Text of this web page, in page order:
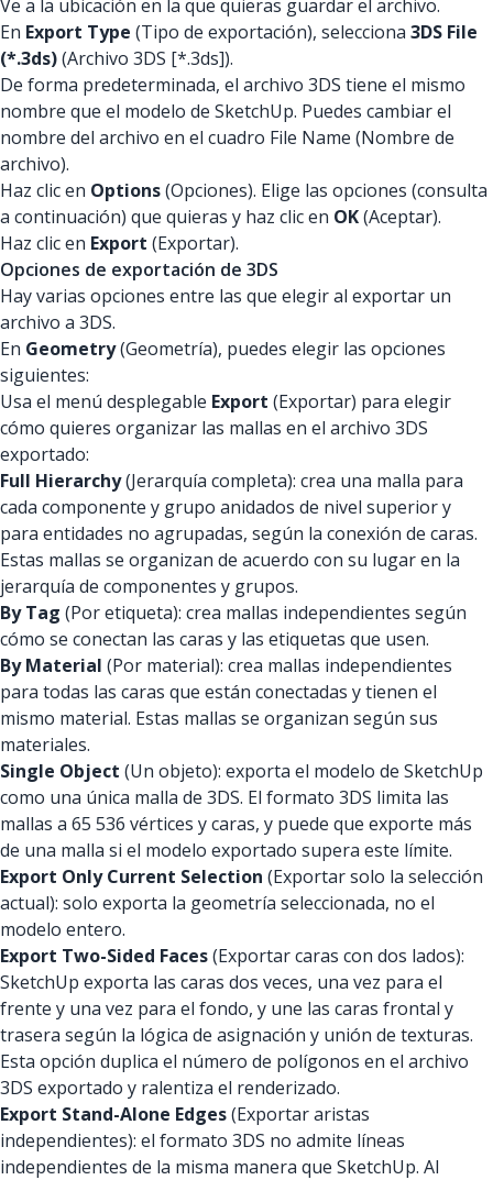
Ve a la ubicación en la que quieras guardar el archivo.
En Export Type (Tipo de exportación), selecciona 3DS File
(*.3ds)(Archivo 3DS [*.3ds]).
De forma predeterminada, el archivo 3DS tiene el mismo
nombre que el modelo de SketchUp. Puedes cambiar el
nombre del archivo en el cuadro File Name (Nombre de
archivo).
Haz clic en Options(Opciones). Elige las opciones (consulta
a continuación) que quieras y haz clic en OK(Aceptar).
Haz clic en Export (Exportar).
Opciones de exportación de 3DS
Hay varias opciones entre las que elegir al exportar un
archivo a 3DS.
En Geometry(Geometría), puedes elegir las opciones
siguientes:
Usa el menú desplegable Export (Exportar) para elegir
cómo quieres organizar las mallas en el archivo 3DS
exportado:
Full Hierarchy(Jerarquía completa): crea una malla para
cada componente y grupo anidados de nivel superior y
para entidades no agrupadas, según la conexión de caras.
Estas mallas se organizan de acuerdo con su lugar en la
jerarquía de componentes y grupos.
By Tag (Por etiqueta): crea mallas independientes según
cómo se conectan las caras y las etiquetas que usen.
By Material (Por material): crea mallas independientes
para todas las caras que están conectadas y tienen el
mismo material. Estas mallas se organizan según sus
materiales.
Single Object (Un objeto): exporta el modelo de SketchUp
como una única malla de 3DS. El formato 3DS limita las
mallas a 65 536 vértices y caras, y puede que exporte más
de una malla si el modelo exportado supera este límite.
Export Only Current Selection (Exportar solo la selección
actual): solo exporta la geometría seleccionada, no el
modelo entero.
Export Two-Sided Faces(Exportar caras con dos lados):
SketchUp exporta las caras dos veces, una vez para el
frente y una vez para el fondo, y une las caras frontal y
trasera según la lógica de asignación y unión de texturas.
Esta opción duplica el número de polígonos en el archivo
3DS exportado y ralentiza el renderizado.
Export Stand-Alone Edges(Exportar aristas
independientes): el formato 3DS no admite líneas
independientes de la misma manera que SketchUp. Al